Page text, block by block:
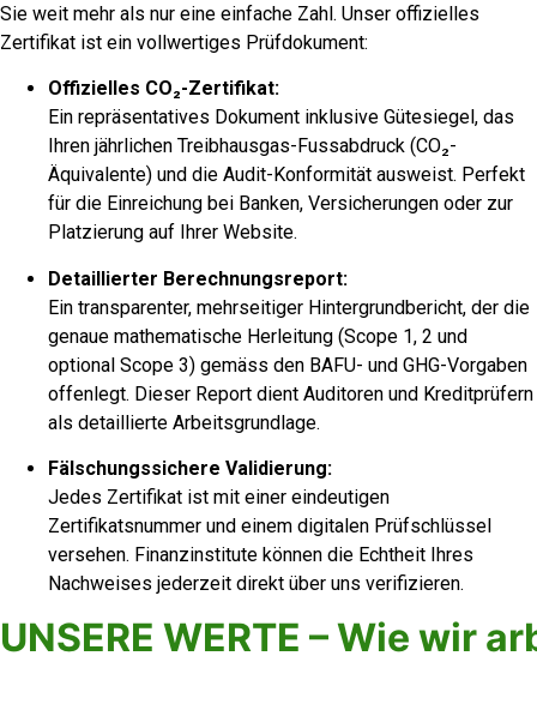
Sie weit mehr als nur eine einfache Zahl. Unser offizielles
Zertifikat ist ein vollwertiges Prüfdokument:
Offizielles CO₂-Zertifikat:
Ein repräsentatives Dokument inklusive Gütesiegel, das
Ihren jährlichen Treibhausgas-Fussabdruck (CO₂-
Äquivalente) und die Audit-Konformität ausweist. Perfekt
für die Einreichung bei Banken, Versicherungen oder zur
Platzierung auf Ihrer Website.
Detaillierter Berechnungsreport:
Ein transparenter, mehrseitiger Hintergrundbericht, der die
genaue mathematische Herleitung (Scope 1, 2 und
optional Scope 3) gemäss den BAFU- und GHG-Vorgaben
offenlegt. Dieser Report dient Auditoren und Kreditprüfern
als detaillierte Arbeitsgrundlage.
Fälschungssichere Validierung:
Jedes Zertifikat ist mit einer eindeutigen
Zertifikatsnummer und einem digitalen Prüfschlüssel
versehen. Finanzinstitute können die Echtheit Ihres
Nachweises jederzeit direkt über uns verifizieren.
UNSERE WERTE – Wie wir